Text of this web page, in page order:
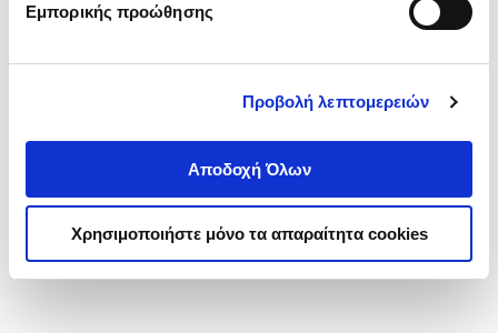
Εμπορικής προώθησης
Προβολή λεπτομερειών
Αποδοχή Όλων
Χρησιμοποιήστε μόνο τα απαραίτητα cookies